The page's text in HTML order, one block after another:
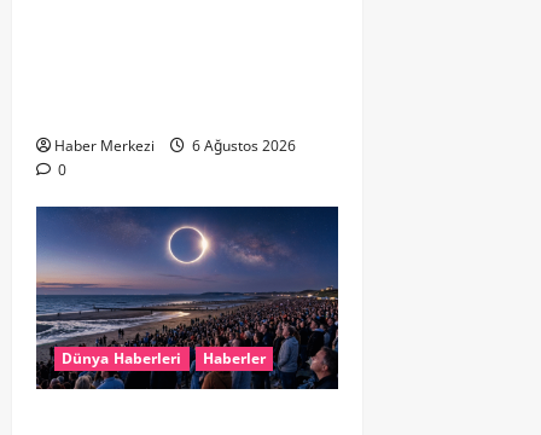
Haber Merkezi
6 Ağustos 2026
0
Dünya Haberleri Haberler